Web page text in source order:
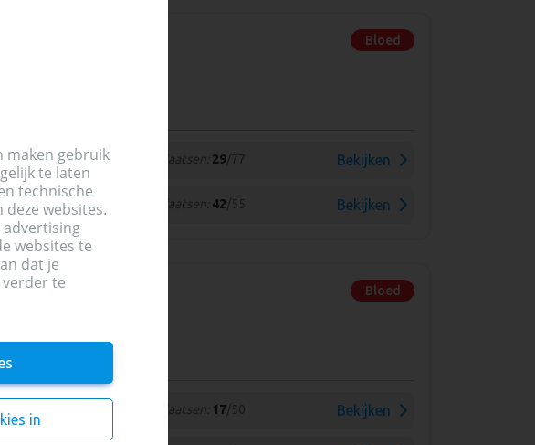
Bloed
vrije plaatsen: 29/77 Bekijken
vrije plaatsen: 42/55 Bekijken
Bloed
vrije plaatsen: 17/50 Bekijken
maken gebruik
te laten
technische
websites.
advertising
websites te
dat je
te
in